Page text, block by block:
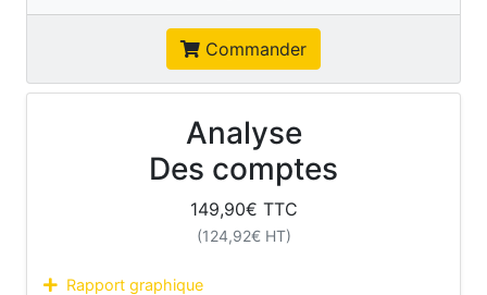
Commander
Analyse
Des comptes
149,90€ TTC
(124,92€ HT)
Rapport graphique